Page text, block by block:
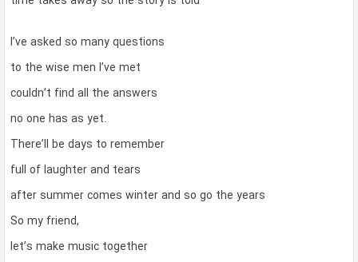
I’ve asked so many questions
to the wise men I’ve met
couldn’t find all the answers
no one has as yet.
There’ll be days to remember
full of laughter and tears
after summer comes winter and so go the years
So my friend,
let’s make music together